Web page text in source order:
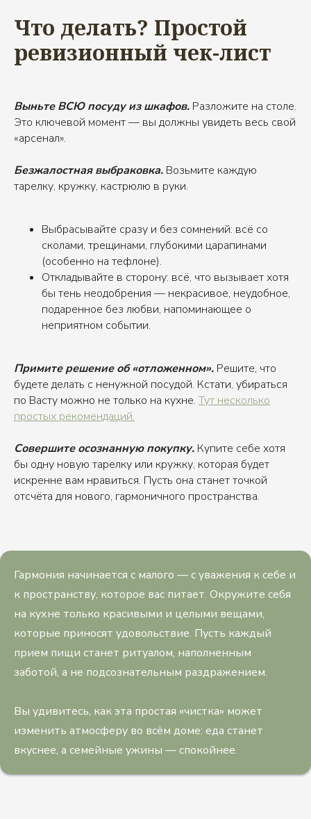
Что делать? Простой
ревизионный чек-лист
Выньте ВСЮ посуду из шкафов. Разложите на столе.
Это ключевой момент — вы должны увидеть весь свой
«арсенал».
Безжалостная выбраковка. Возьмите каждую
тарелку, кружку, кастрюлю в руки.
Выбрасывайте сразу и без сомнений: всё со
сколами, трещинами, глубокими царапинами
(особенно на тефлоне).
Откладывайте в сторону: всё, что вызывает хотя
бы тень неодобрения — некрасивое, неудобное,
подаренное без любви, напоминающее о
неприятном событии.
Примите решение об «отложенном». Решите, что
будете делать с ненужной посудой. Кстати, убираться
по Васту можно не только на кухне. Тут несколько
простых рекомендаций.
Совершите осознанную покупку. Купите себе хотя
бы одну новую тарелку или кружку, которая будет
искренне вам нравиться. Пусть она станет точкой
отсчёта для нового, гармоничного пространства.
Гармония начинается с малого — с уважения к себе и
к пространству, которое вас питает. Окружите себя
на кухне только красивыми и целыми вещами,
которые приносят удовольствие. Пусть каждый
прием пищи станет ритуалом, наполненным
заботой, а не подсознательным раздражением.
Вы удивитесь, как эта простая «чистка» может
изменить атмосферу во всём доме: еда станет
вкуснее, а семейные ужины — спокойнее.